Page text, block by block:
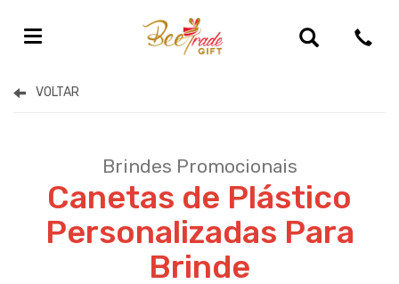
Brindes Promocionais Personalizados
Canetas de Plástico
Personalizadas Para
Brinde
Brindes Promocionais